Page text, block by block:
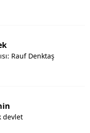
Rauf Denktaş
devlet